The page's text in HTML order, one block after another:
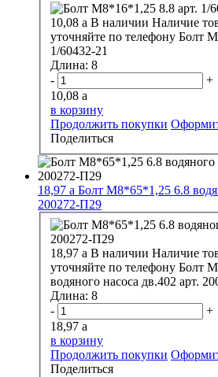
10,08 a В наличии Наличие
уточняйте по телефону Болт
1/60432-21
Длина: 8
-
+
10,08 a
в корзину
Продолжить покупки
Поделиться
18,97 a Болт М8*65*1,25 6.8
200272-П29
18,97 a В наличии Наличие
уточняйте по телефону Болт
водяного
Длина: 8
-
+
18,97 a
в корзину
Продолжить покупки
Поделиться